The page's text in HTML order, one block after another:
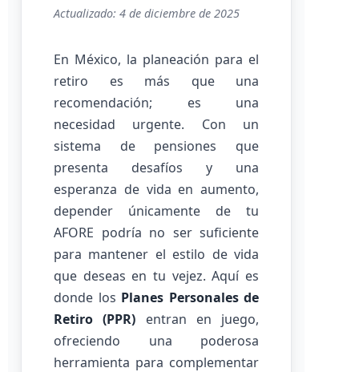
Actualizado: 4 de diciembre de 2025
En México, la planeación para el
retiro es más que una
recomendación; es una
necesidad urgente. Con un
sistema de pensiones que
presenta desafíos y una
esperanza de vida en aumento,
depender únicamente de tu
AFORE podría no ser suficiente
para mantener el estilo de vida
que deseas en tu vejez. Aquí es
donde los Planes Personales de
Retiro (PPR) entran en juego,
ofreciendo una poderosa
herramienta para complementar